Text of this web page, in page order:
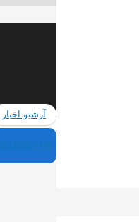
آرشیو اخبار
02165624446